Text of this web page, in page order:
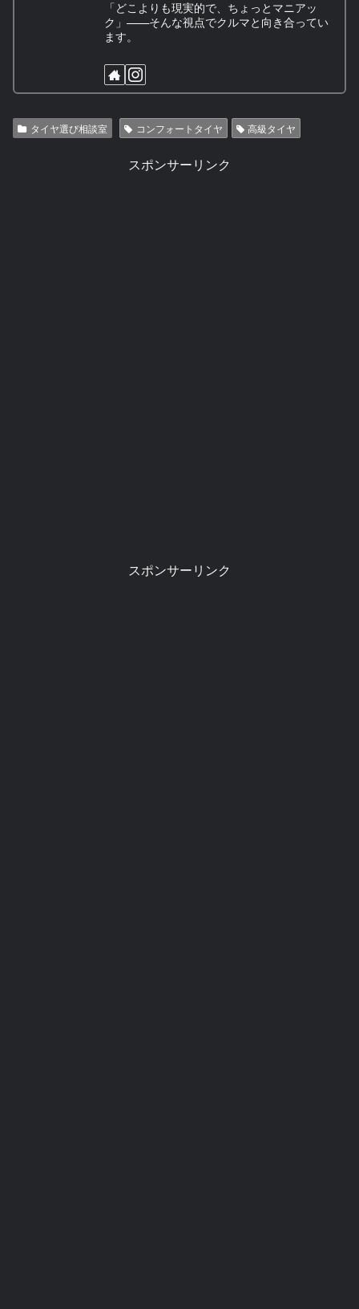
「どこよりも現実的で、ちょっとマニアッ
ク」——そんな視点でクルマと向き合ってい
ます。
タイヤ選び相談室 コンフォートタイヤ 高級タイヤ
スポンサーリンク
スポンサーリンク